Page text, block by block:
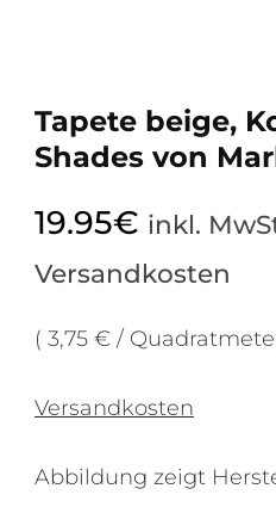
Tapete beige,
Shades von
19.95€ inkl.
Versandkosten
( 3,75 € /
Versandkosten
Abbildung zeigt